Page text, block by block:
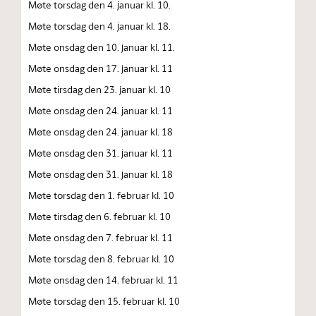
Møte torsdag den 4. januar kl. 10.
Møte torsdag den 4. januar kl. 18.
Møte onsdag den 10. januar kl. 11.
Møte onsdag den 17. januar kl. 11
Møte tirsdag den 23. januar kl. 10
Møte onsdag den 24. januar kl. 11
Møte onsdag den 24. januar kl. 18
Møte onsdag den 31. januar kl. 11
Møte onsdag den 31. januar kl. 18
Møte torsdag den 1. februar kl. 10
Møte tirsdag den 6. februar kl. 10
Møte onsdag den 7. februar kl. 11
Møte torsdag den 8. februar kl. 10
Møte onsdag den 14. februar kl. 11
Møte torsdag den 15. februar kl. 10